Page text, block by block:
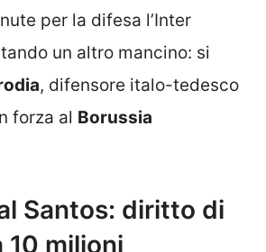
per la difesa l’Inter
un altro mancino: si
, difensore italo-tedesco
forza al Borussia
Santos: diritto di
milioni